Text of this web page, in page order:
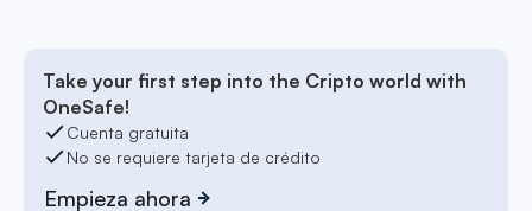
Take your first step into the Cripto world with
OneSafe!
Cuenta gratuita
No se requiere tarjeta de crédito
Empieza ahora